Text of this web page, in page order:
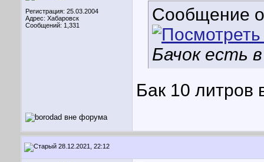
Регистрация: 25.03.2004
Адрес: Хабаровск
Сообщений: 1,331
Сообщение
Бачок есть
Бак 10 литров
28.12.2021, 22:12